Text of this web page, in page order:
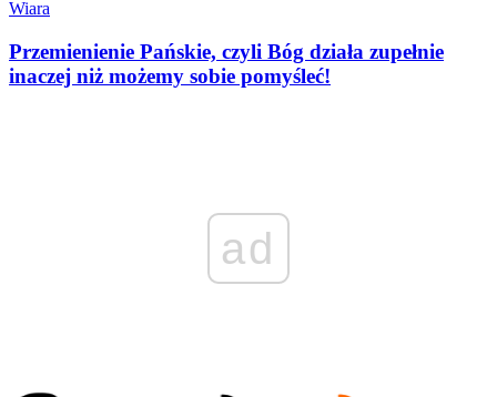
Wiara
Przemienienie Pańskie, czyli Bóg działa zupełnie
inaczej niż możemy sobie pomyśleć!
ad